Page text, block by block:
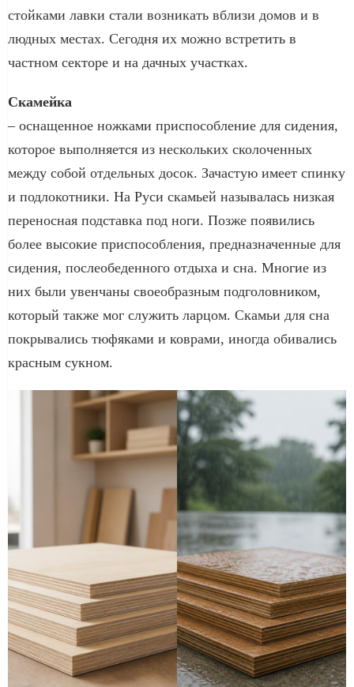
стойками лавки стали возникать вблизи домов и в
людных местах. Сегодня их можно встретить в
частном секторе и на дачных участках.
Скамейка
– оснащенное ножками приспособление для сидения,
которое выполняется из нескольких сколоченных
между собой отдельных досок. Зачастую имеет спинку
и подлокотники. На Руси скамьей называлась низкая
переносная подставка под ноги. Позже появились
более высокие приспособления, предназначенные для
сидения, послеобеденного отдыха и сна. Многие из
них были увенчаны своеобразным подголовником,
который также мог служить ларцом. Скамьи для сна
покрывались тюфяками и коврами, иногда обивались
красным сукном.